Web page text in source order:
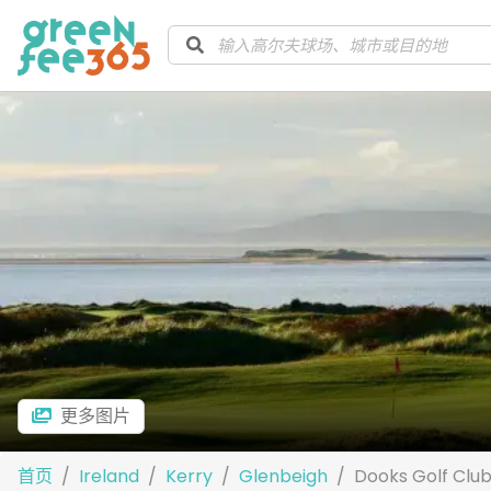
更多图片
首页 Ireland Kerry Glenbeigh Dooks Golf Club